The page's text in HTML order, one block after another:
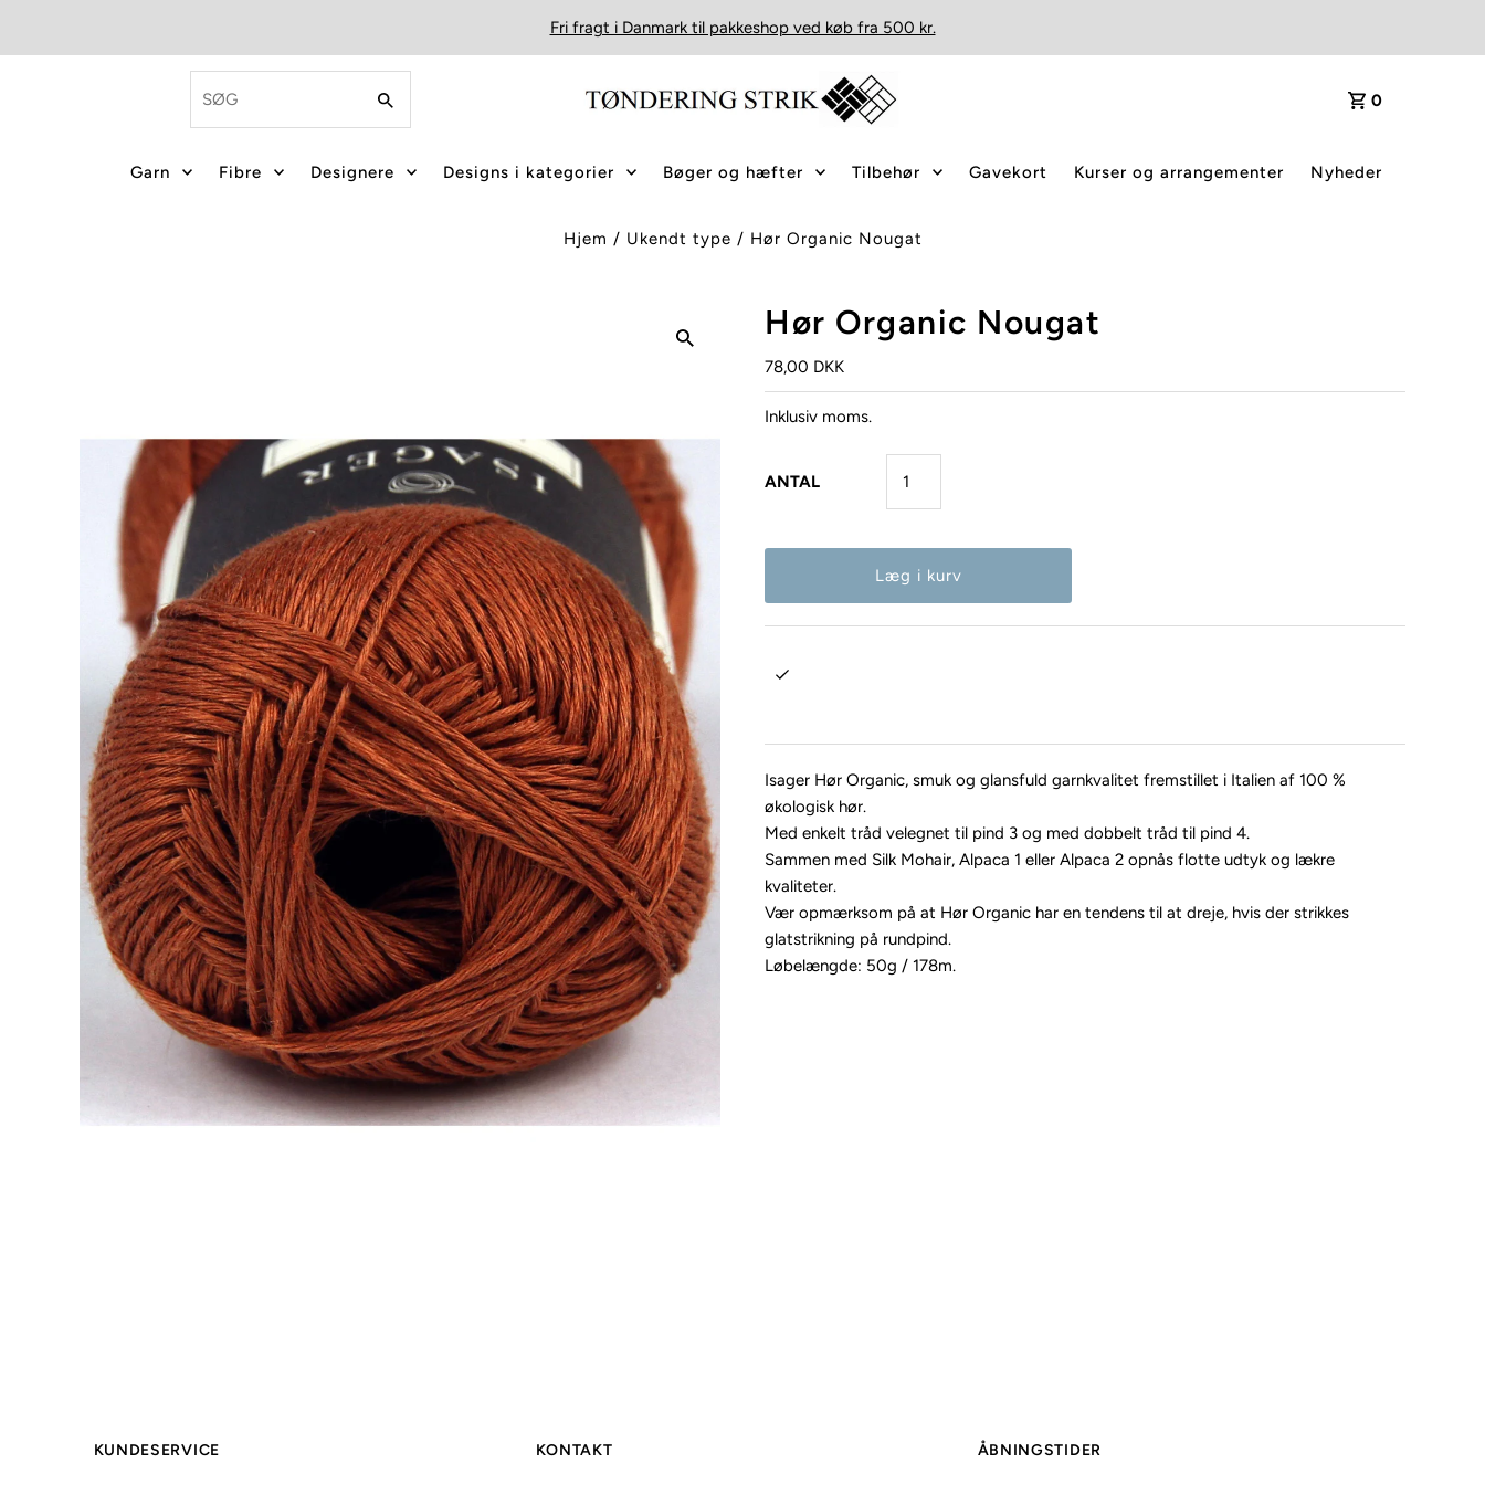
Fri fragt i Danmark til pakkeshop ved køb fra 500 kr.
0
Garn Fibre Designere Designs i kategorier Bøger og hæfter Tilbehør Gavekort Kurser og arrangementer Nyheder
Hjem / Ukendt type / Hør Organic Nougat
Hør Organic Nougat
78,00 DKK
Inklusiv moms.
ANTAL
Isager Hør Organic, smuk og glansfuld garnkvalitet fremstillet i Italien af 100 %
økologisk hør.
Med enkelt tråd velegnet til pind 3 og med dobbelt tråd til pind 4.
Sammen med Silk Mohair, Alpaca 1 eller Alpaca 2 opnås flotte udtyk og lækre
kvaliteter.
Vær opmærksom på at Hør Organic har en tendens til at dreje, hvis der strikkes
glatstrikning på rundpind.
Løbelængde: 50g / 178m.
KUNDESERVICE KONTAKT ÅBNINGSTIDER